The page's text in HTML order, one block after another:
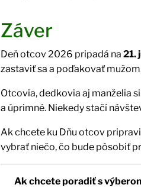
Záver
Deň otcov 2026 pripadá na 21.
zastaviť sa a poďakovať
Otcovia, dedkovia aj manželia
a úprimné. Niekedy stačí
Ak chcete ku Dňu otcov
vybrať niečo, čo bude pôsobiť
Ak chcete poradiť s